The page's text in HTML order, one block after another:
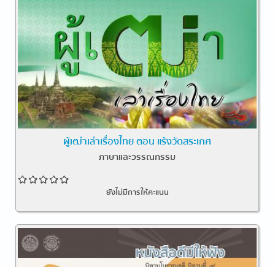
ผู้เฒ่าเล่าเรื่องไทย ตอน แร้งวัดสระเกศ
ภาษาและวรรณกรรม
ยังไม่มีการให้คะแนน